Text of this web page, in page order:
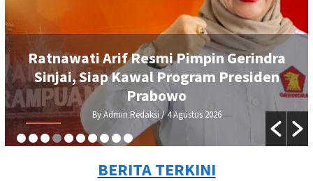
Ratnawati Arif Resmi Pimpin Gerindra
Sinjai, Siap Kawal Program Presiden
Prabowo
By Admin Redaksi / 4 Agustus 2026
BERITA TERKINI